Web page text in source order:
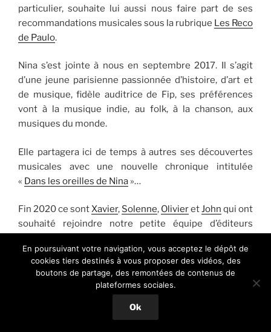
particulier, souhaite lui aussi nous faire part de ses
recommandations musicales sous la rubrique Les Reco
de Paulo.
Nina s’est jointe à nous en septembre 2017. Il s’agit
d’une jeune parisienne passionnée d’histoire, d’art et
de musique, fidèle auditrice de Fip, ses préférences
vont à la musique indie, au folk, à la chanson, aux
musiques du monde.
Elle partagera ici de temps à autres ses découvertes
musicales avec une nouvelle chronique intitulée
« Dans les oreilles de Nina »…
Fin 2020 ce sontXavier, Solenne, OlivieretJohn qui ont
souhaité rejoindre notre petite équipe d’éditeurs
des artistes qui évoluent dans des styles plus
contemporains comme la Synth-Pop, l’Electro-Pop ou
la Synthwave en s’adressant par conséquent à un
public plus large et probablement plus jeune.
En poursuivant votre navigation, vous acceptez le dépôt de
cookies tiers destinés à vous proposer des vidéos, des
boutons de partage, des remontées de contenus de
plateformes sociales.
Ok